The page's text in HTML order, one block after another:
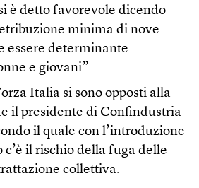
è detto favorevole dicendo
minima di nove
essere determinante
e giovani”.
Italia si sono opposti alla
il presidente di Confindustria
il quale con l’introduzione
il rischio della fuga delle
collettiva.